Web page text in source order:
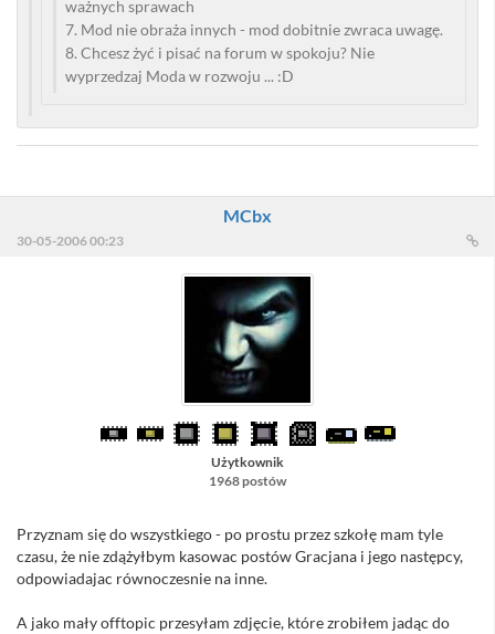
ważnych sprawach
7. Mod nie obraża innych - mod dobitnie zwraca uwagę.
8. Chcesz żyć i pisać na forum w spokoju? Nie
wyprzedzaj Moda w rozwoju ... :D
MCbx
30-05-2006 00:23
Użytkownik
1968 postów
Przyznam się do wszystkiego - po prostu przez szkołę mam tyle
czasu, że nie zdążyłbym kasowac postów Gracjana i jego następcy,
odpowiadajac równoczesnie na inne.
A jako mały offtopic przesyłam zdjęcie, które zrobiłem jadąc do